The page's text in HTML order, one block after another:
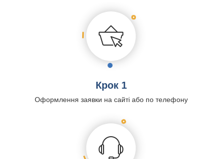
Крок 1
Оформлення заявки на сайті або по телефону